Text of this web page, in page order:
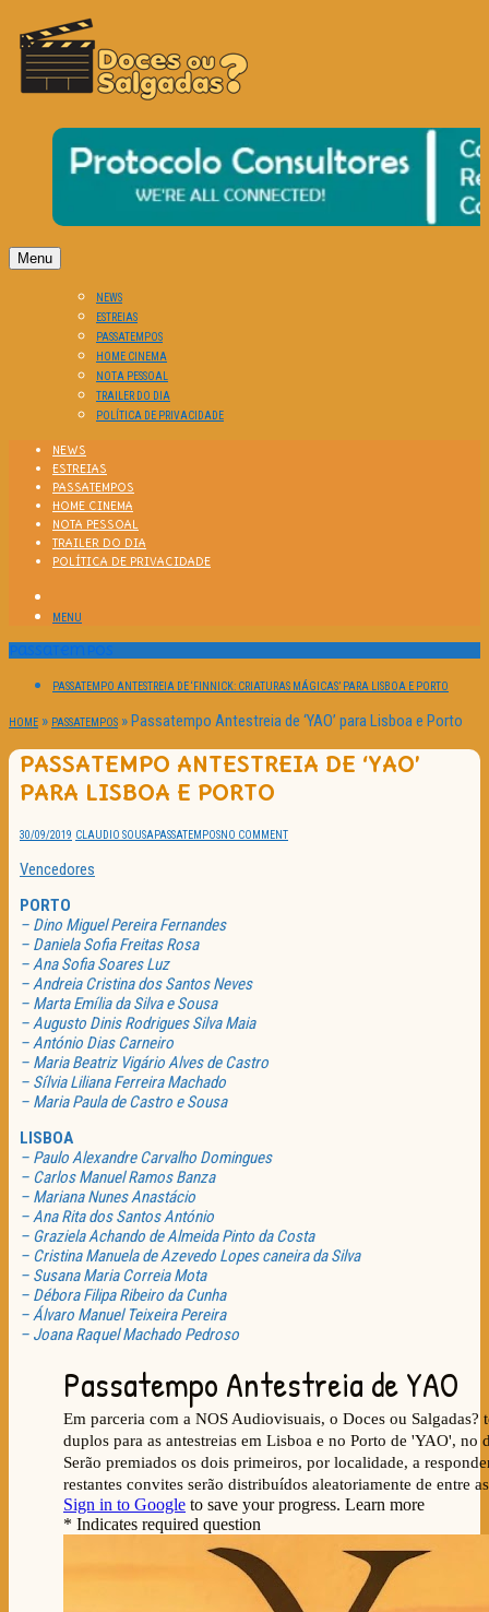
DOCES OU SALGADAS?
O Cinema? Uma Paixão!!
Menu
NEWS
ESTREIAS
PASSATEMPOS
HOME CINEMA
NOTA PESSOAL
TRAILER DO DIA
POLÍTICA DE PRIVACIDADE
NEWS
ESTREIAS
PASSATEMPOS
HOME CINEMA
NOTA PESSOAL
TRAILER DO DIA
POLÍTICA DE PRIVACIDADE
MENU
Passatempos
PASSATEMPO ANTESTREIA DE ‘FINNICK: CRIATURAS MÁGICAS’ PARA LISBOA E PORTO
HOME » PASSATEMPOS »Passatempo Antestreia de ‘YAO’ para Lisboa e Porto
PASSATEMPO ANTESTREIA DE ‘YAO’
PARA LISBOA E PORTO
30/09/2019 CLAUDIO SOUSAPASSATEMPOSNO COMMENT
Vencedores
PORTO
– Dino Miguel Pereira Fernandes
– Daniela Sofia Freitas Rosa
– Ana Sofia Soares Luz
– Andreia Cristina dos Santos Neves
– Marta Emília da Silva e Sousa
– Augusto Dinis Rodrigues Silva Maia
– António Dias Carneiro
– Maria Beatriz Vigário Alves de Castro
– Sílvia Liliana Ferreira Machado
– Maria Paula de Castro e Sousa
LISBOA
– Paulo Alexandre Carvalho Domingues
– Carlos Manuel Ramos Banza
– Mariana Nunes Anastácio
– Ana Rita dos Santos António
– Graziela Achando de Almeida Pinto da Costa
– Cristina Manuela de Azevedo Lopes caneira da Silva
– Susana Maria Correia Mota
– Débora Filipa Ribeiro da Cunha
– Álvaro Manuel Teixeira Pereira
– Joana Raquel Machado Pedroso